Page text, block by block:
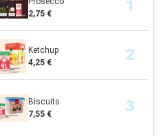
2,75 €
Ketchup
4,25 €
Biscuits
7,55 €